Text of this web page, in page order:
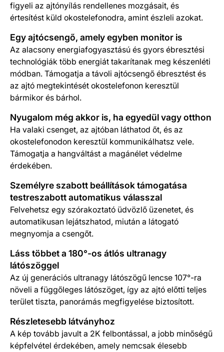
figyeli az ajtónyílás rendellenes mozgásait, és
értesítést küld okostelefonodra, amint észleli azokat.
Egy ajtócsengő, amely egyben monitor is
Az alacsony energiafogyasztású és gyors ébresztési
technológiák több energiát takarítanak meg készenléti
módban. Támogatja a távoli ajtócsengő ébresztést és
az ajtó megtekintését okostelefonon keresztül
bármikor és bárhol.
Nyugalom még akkor is, ha egyedül vagy otthon
Ha valaki csenget, az ajtóban láthatod őt, és az
okostelefonodon keresztül kommunikálhatsz vele.
Támogatja a hangváltást a magánélet védelme
érdekében.
Személyre szabott beállítások támogatása
testreszabott automatikus válasszal
Felvehetsz egy szórakoztató üdvözlő üzenetet, és
automatikusan lejátszhatod, miután a látogató
megnyomja a csengőt.
Láss többet a 180°-os átlós ultranagy
látószöggel
Az új generációs ultranagy látószögű lencse 107°-ra
növeli a függőleges látószöget, így az ajtó előtti teljes
terület tiszta, panorámás megfigyelése biztosított.
Részletesebb látványhoz
A kép tovább javult a 2K felbontással, a jobb minőségű
képfelvétel érdekében, amely nemcsak élesebb